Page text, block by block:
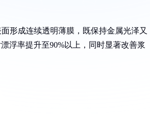
形成连续透明薄膜，既保持金属光泽又
浮率提升至90%以上，同时显著改善浆